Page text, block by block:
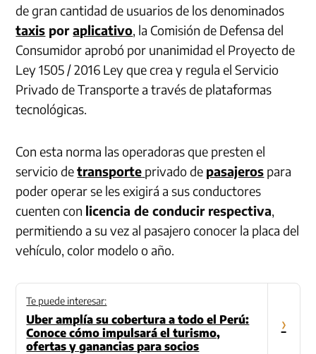
de gran cantidad de usuarios de los denominados
taxis poraplicativo, la Comisión de Defensa del
Consumidor aprobó por unanimidad el Proyecto de
Ley 1505 / 2016 Ley que crea y regula el Servicio
Privado de Transporte a través de plataformas
tecnológicas.
Con esta norma las operadoras que presten el
servicio detransporte privado de pasajeros para
poder operar se les exigirá a sus conductores
cuenten con licencia de conducir respectiva,
permitiendo a su vez al pasajero conocer la placa del
vehículo, color modelo o año.
Te puede interesar:
Uber amplía su cobertura a todo el Perú:
Conoce cómo impulsará el turismo,
ofertas y ganancias para socios
›